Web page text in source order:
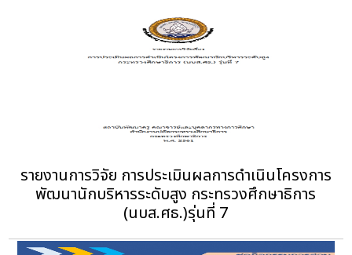
รายงานการวิจัย การประเมินผลการดำเนินโครงการ
พัฒนานักบริหารระดับสูง กระทรวงศึกษาธิการ
(นบส.ศธ.)รุ่นที่ 7